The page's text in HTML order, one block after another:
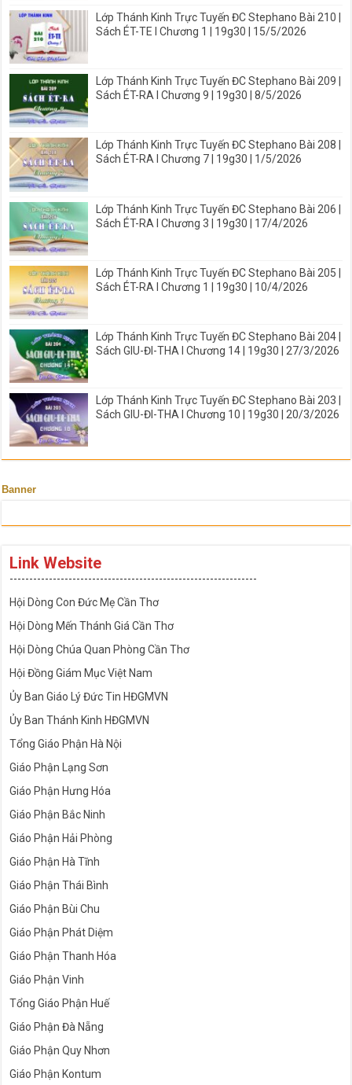
Lớp Thánh Kinh Trực Tuyến ĐC Stephano Bài 210 |
Sách ÉT-TE I Chương 1 | 19g30 | 15/5/2026
Lớp Thánh Kinh Trực Tuyến ĐC Stephano Bài 209 |
Sách ÉT-RA I Chương 9 | 19g30 | 8/5/2026
Lớp Thánh Kinh Trực Tuyến ĐC Stephano Bài 208 |
Sách ÉT-RA I Chương 7 | 19g30 | 1/5/2026
Lớp Thánh Kinh Trực Tuyến ĐC Stephano Bài 206 |
Sách ÉT-RA I Chương 3 | 19g30 | 17/4/2026
Lớp Thánh Kinh Trực Tuyến ĐC Stephano Bài 205 |
Sách ÉT-RA I Chương 1 | 19g30 | 10/4/2026
Lớp Thánh Kinh Trực Tuyến ĐC Stephano Bài 204 |
Sách GIU-ĐI-THA I Chương 14 | 19g30 | 27/3/2026
Lớp Thánh Kinh Trực Tuyến ĐC Stephano Bài 203 |
Sách GIU-ĐI-THA I Chương 10 | 19g30 | 20/3/2026
Banner
Link Website
---------------------------------------------------------------
Hội Dòng Con Đức Mẹ Cần Thơ
Hội Dòng Mến Thánh Giá Cần Thơ
Hội Dòng Chúa Quan Phòng Cần Thơ
Hội Đồng Giám Mục Việt Nam
Ủy Ban Giáo Lý Đức Tin HĐGMVN
Ủy Ban Thánh Kinh HĐGMVN
Tổng Giáo Phận Hà Nội
Giáo Phận Lạng Sơn
Giáo Phận Hưng Hóa
Giáo Phận Bắc Ninh
Giáo Phận Hải Phòng
Giáo Phận Hà Tĩnh
Giáo Phận Thái Bình
Giáo Phận Bùi Chu
Giáo Phận Phát Diệm
Giáo Phận Thanh Hóa
Giáo Phận Vinh
Tổng Giáo Phận Huế
Giáo Phận Đà Nẵng
Giáo Phận Quy Nhơn
Giáo Phận Kontum